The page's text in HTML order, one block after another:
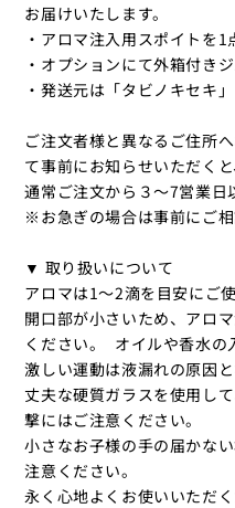
お届けいたします。
・アロマ注入用スポイトを1
・オプションにて外箱付き
・発送元は「タビノキセキ
ご注文者様と異なるご住所
て事前にお知らせいただく
通常ご注文から３〜7営業日
※お急ぎの場合は事前にご相
▼ 取り扱いについて
アロマは1～2滴を目安にご
開口部が小さいため、アロ
ください。 オイルや香水の
激しい運動は液漏れの原因
丈夫な硬質ガラスを使用し
撃にはご注意ください。
小さなお子様の手の届かな
注意ください。
永く心地よくお使いいただ